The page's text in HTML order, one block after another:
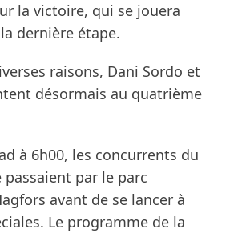
la victoire, qui se jouera
dernière étape.
raisons, Dani Sordo et
désormais au quatrième
à 6h00, les concurrents du
passaient par le parc
avant de se lancer à
Le programme de la